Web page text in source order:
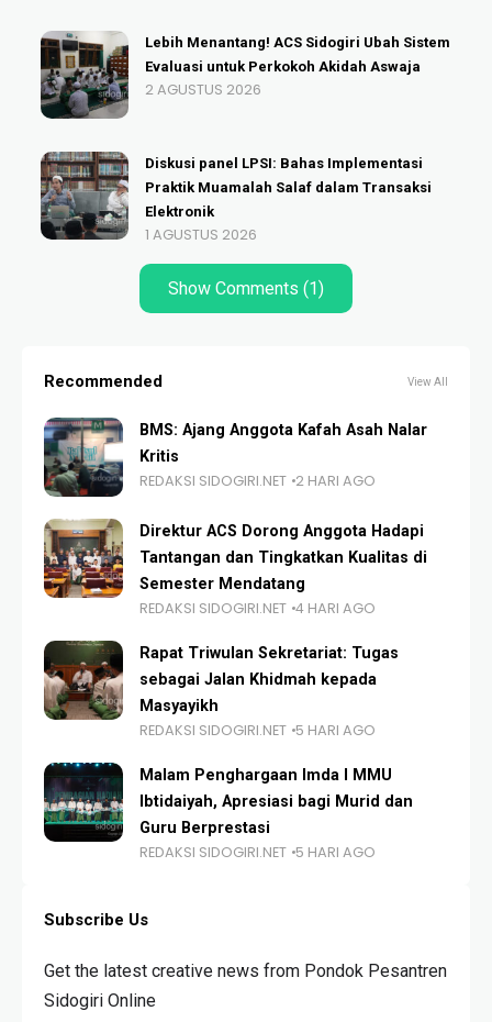
Lebih Menantang! ACS Sidogiri Ubah Sistem
Evaluasi untuk Perkokoh Akidah Aswaja
2 AGUSTUS 2026
Diskusi panel LPSI: Bahas Implementasi
Praktik Muamalah Salaf dalam Transaksi
Elektronik
1 AGUSTUS 2026
Show Comments (1)
Recommended View All
BMS: Ajang Anggota Kafah Asah Nalar
Kritis
REDAKSI SIDOGIRI.NET 2 HARI AGO
Direktur ACS Dorong Anggota Hadapi
Tantangan dan Tingkatkan Kualitas di
Semester Mendatang
REDAKSI SIDOGIRI.NET 4 HARI AGO
Rapat Triwulan Sekretariat: Tugas
sebagai Jalan Khidmah kepada
Masyayikh
REDAKSI SIDOGIRI.NET 5 HARI AGO
Malam Penghargaan Imda I MMU
Ibtidaiyah, Apresiasi bagi Murid dan
Guru Berprestasi
REDAKSI SIDOGIRI.NET 5 HARI AGO
Subscribe Us
Get the latest creative news from Pondok Pesantren
Sidogiri Online